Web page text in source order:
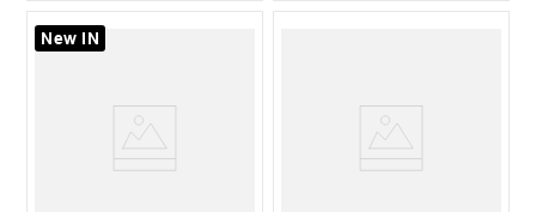
New IN